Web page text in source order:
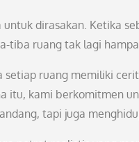
dirasakan. Ketika
tiba ruang tak lagi
ruang memiliki
itu, kami berkomitmen
tapi juga